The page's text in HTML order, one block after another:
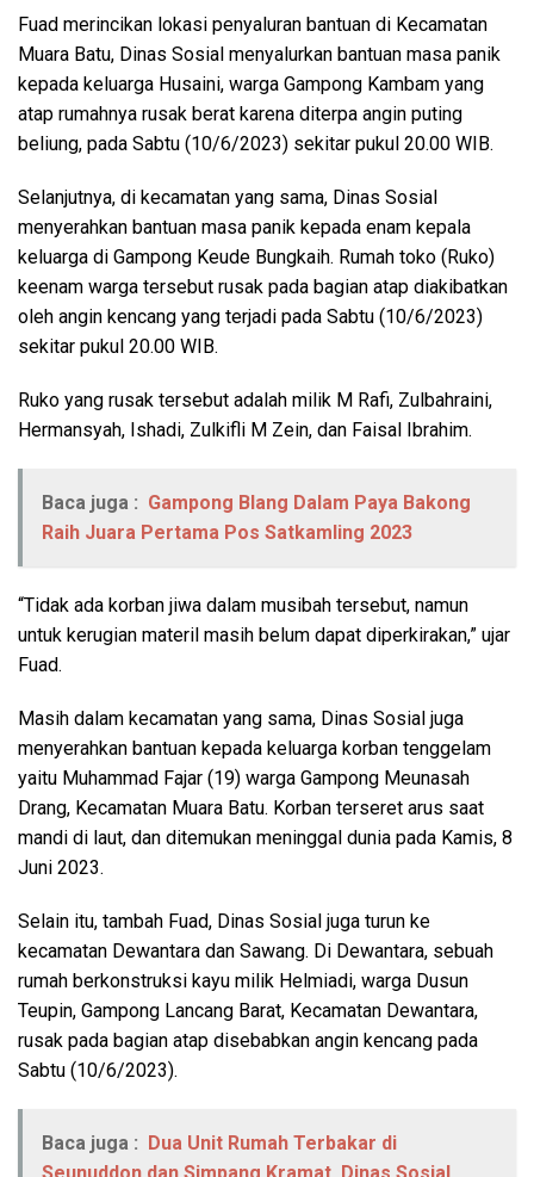
Fuad merincikan lokasi penyaluran bantuan di Kecamatan
Muara Batu, Dinas Sosial menyalurkan bantuan masa panik
kepada keluarga Husaini, warga Gampong Kambam yang
atap rumahnya rusak berat karena diterpa angin puting
beliung, pada Sabtu (10/6/2023) sekitar pukul 20.00 WIB.
Selanjutnya, di kecamatan yang sama, Dinas Sosial
menyerahkan bantuan masa panik kepada enam kepala
keluarga di Gampong Keude Bungkaih. Rumah toko (Ruko)
keenam warga tersebut rusak pada bagian atap diakibatkan
oleh angin kencang yang terjadi pada Sabtu (10/6/2023)
sekitar pukul 20.00 WIB.
Ruko yang rusak tersebut adalah milik M Rafi, Zulbahraini,
Hermansyah, Ishadi, Zulkifli M Zein, dan Faisal Ibrahim.
Baca juga : Gampong Blang Dalam Paya Bakong
Raih Juara Pertama Pos Satkamling 2023
“Tidak ada korban jiwa dalam musibah tersebut, namun
untuk kerugian materil masih belum dapat diperkirakan,” ujar
Fuad.
Masih dalam kecamatan yang sama, Dinas Sosial juga
menyerahkan bantuan kepada keluarga korban tenggelam
yaitu Muhammad Fajar (19) warga Gampong Meunasah
Drang, Kecamatan Muara Batu. Korban terseret arus saat
mandi di laut, dan ditemukan meninggal dunia pada Kamis, 8
Juni 2023.
Selain itu, tambah Fuad, Dinas Sosial juga turun ke
kecamatan Dewantara dan Sawang. Di Dewantara, sebuah
rumah berkonstruksi kayu milik Helmiadi, warga Dusun
Teupin, Gampong Lancang Barat, Kecamatan Dewantara,
rusak pada bagian atap disebabkan angin kencang pada
Sabtu (10/6/2023).
Baca juga :
Dua Unit Rumah Terbakar di